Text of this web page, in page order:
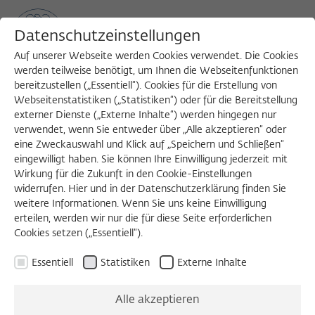
MENU
Search
Datenschutzeinstellungen
Auf unserer Webseite werden Cookies verwendet. Die Cookies
werden teilweise benötigt, um Ihnen die Webseitenfunktionen
bereitzustellen („Essentiell“). Cookies für die Erstellung von
Webseitenstatistiken („Statistiken“) oder für die Bereitstellung
externer Dienste („Externe Inhalte“) werden hingegen nur
verwendet, wenn Sie entweder über „Alle akzeptieren“ oder
eine Zweckauswahl und Klick auf „Speichern und Schließen“
eingewilligt haben. Sie können Ihre Einwilligung jederzeit mit
Wirkung für die Zukunft in den Cookie-Einstellungen
widerrufen. Hier und in der Datenschutzerklärung finden Sie
weitere Informationen. Wenn Sie uns keine Einwilligung
erteilen, werden wir nur die für diese Seite erforderlichen
Cookies setzen („Essentiell“).
Essentiell Statistiken Externe Inhalte
Alle akzeptieren